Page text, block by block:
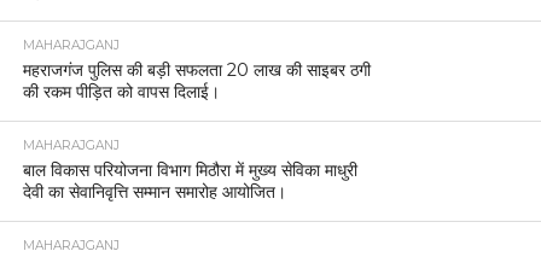
MAHARAJGANJ
महराजगंज पुलिस की बड़ी सफलता 20 लाख की साइबर ठगी
की रकम पीड़ित को वापस दिलाई।
MAHARAJGANJ
बाल विकास परियोजना विभाग मिठौरा में मुख्य सेविका माधुरी
देवी का सेवानिवृत्ति सम्मान समारोह आयोजित।
MAHARAJGANJ